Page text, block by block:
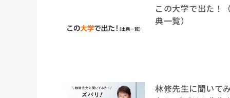
この大学で出た！
典一覧）
林修先生に聞いて